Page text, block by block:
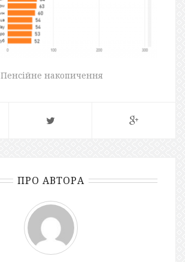
Пенсійне накопичення
ПРО АВТОРА